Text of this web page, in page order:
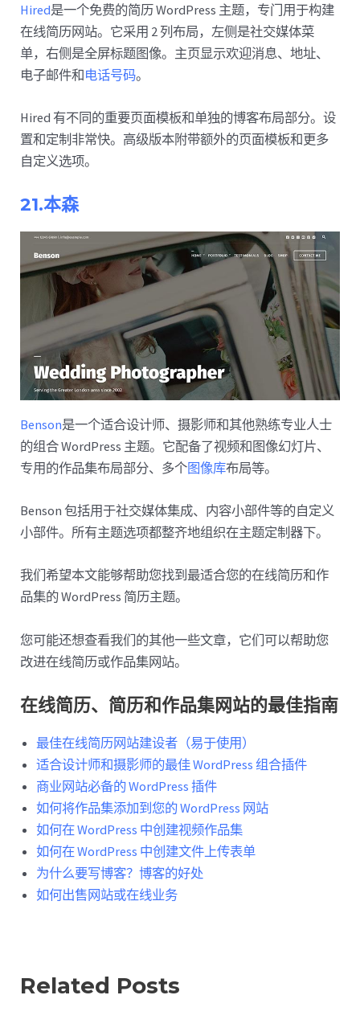
Hired是一个免费的简历 WordPress 主题，专门用于构建
在线简历网站。它采用 2 列布局，左侧是社交媒体菜
单，右侧是全屏标题图像。主页显示欢迎消息、地址、
电子邮件和电话号码。
Hired 有不同的重要页面模板和单独的博客布局部分。设
置和定制非常快。高级版本附带额外的页面模板和更多
自定义选项。
21.本森
Benson是一个适合设计师、摄影师和其他熟练专业人士
的组合 WordPress 主题。它配备了视频和图像幻灯片、
专用的作品集布局部分、多个图像库布局等。
Benson 包括用于社交媒体集成、内容小部件等的自定义
小部件。所有主题选项都整齐地组织在主题定制器下。
我们希望本文能够帮助您找到最适合您的在线简历和作
品集的 WordPress 简历主题。
您可能还想查看我们的其他一些文章，它们可以帮助您
改进在线简历或作品集网站。
在线简历、简历和作品集网站的最佳指南
最佳在线简历网站建设者（易于使用）
适合设计师和摄影师的最佳 WordPress 组合插件
商业网站必备的 WordPress 插件
如何将作品集添加到您的 WordPress 网站
如何在 WordPress 中创建视频作品集
如何在 WordPress 中创建文件上传表单
为什么要写博客？博客的好处
如何出售网站或在线业务
Related Posts